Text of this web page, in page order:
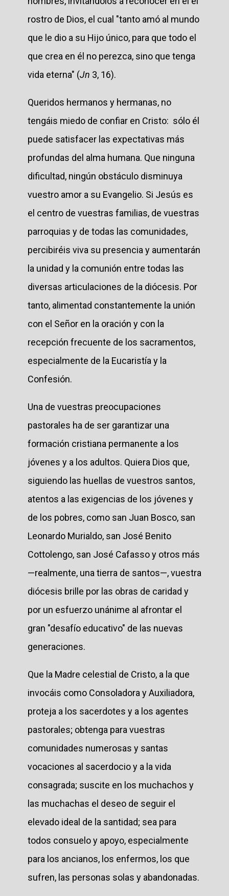
rostro de Dios, el cual "tanto amó al mundo
que le dio a su Hijo único, para que todo el
que crea en él no perezca, sino que tenga
vida eterna" (Jn 3, 16).
Queridos hermanos y hermanas, no
tengáis miedo de confiar en Cristo: sólo él
puede satisfacer las expectativas más
profundas del alma humana. Que ninguna
dificultad, ningún obstáculo disminuya
vuestro amor a su Evangelio. Si Jesús es
el centro de vuestras familias, de vuestras
parroquias y de todas las comunidades,
percibiréis viva su presencia y aumentarán
la unidad y la comunión entre todas las
diversas articulaciones de la diócesis. Por
tanto, alimentad constantemente la unión
con el Señor en la oración y con la
recepción frecuente de los sacramentos,
especialmente de la Eucaristía y la
Confesión.
Una de vuestras preocupaciones
pastorales ha de ser garantizar una
formación cristiana permanente a los
jóvenes y a los adultos. Quiera Dios que,
siguiendo las huellas de vuestros santos,
atentos a las exigencias de los jóvenes y
de los pobres, como san Juan Bosco, san
Leonardo Murialdo, san José Benito
Cottolengo, san José Cafasso y otros más
—realmente, una tierra de santos—, vuestra
diócesis brille por las obras de caridad y
por un esfuerzo unánime al afrontar el
gran "desafío educativo" de las nuevas
generaciones.
Que la Madre celestial de Cristo, a la que
invocáis como Consoladora y Auxiliadora,
proteja a los sacerdotes y a los agentes
pastorales; obtenga para vuestras
comunidades numerosas y santas
vocaciones al sacerdocio y a la vida
consagrada; suscite en los muchachos y
las muchachas el deseo de seguir el
elevado ideal de la santidad; sea para
todos consuelo y apoyo, especialmente
para los ancianos, los enfermos, los que
sufren, las personas solas y abandonadas.